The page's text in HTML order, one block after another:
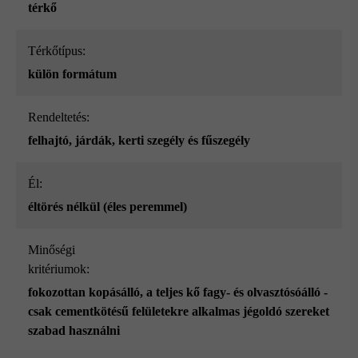
térkő
Térkőtípus:
külön formátum
Rendeltetés:
felhajtó, járdák, kerti szegély és fűszegély
él:
éltörés nélkül (éles peremmel)
Minőségi
kritériumok:
fokozottan kopásálló, a teljes kő fagy- és olvasztósóálló -
csak cementkötésű felületekre alkalmas jégoldó szereket
szabad használni